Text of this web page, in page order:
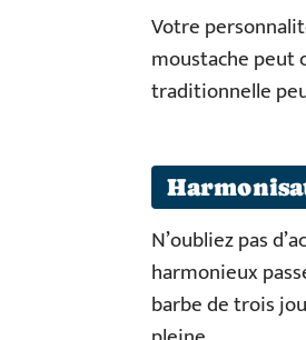
Votre
moustache peut
traditionnelle
N’oubliez pas
harmonieux
barbe de trois